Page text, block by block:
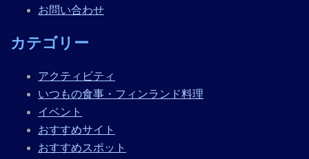
お問い合わせ
カテゴリー
アクティビティ
いつもの食事・フィンランド料理
イベント
おすすめサイト
おすすめスポット